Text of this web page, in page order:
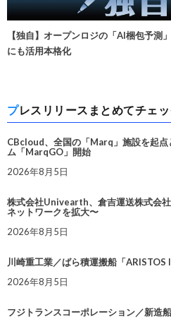
【独自】オープンロジの「AI梱包予測
にも活用本格化
プレスリリースまとめてチェッ
CBcloud、全国の「Marq」施設を起
ム「MarqGO」開始
2026年8月5日
株式会社Univearth、倉吉運送株式会
ネットワークを拡大〜
2026年8月5日
川崎重工業／ばら積運搬船「ARISTOS
2026年8月5日
フジトランスコーポレーション／新造